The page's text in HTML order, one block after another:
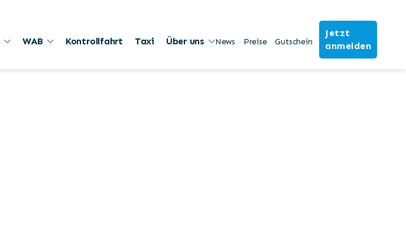
WAB Kontrollfahrt Taxi Über uns News Preise Gutschein
Jetzt
anmelden